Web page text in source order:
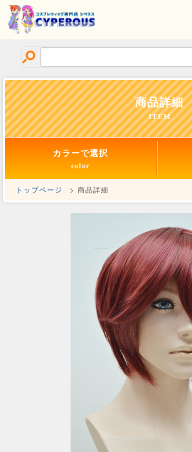
商品詳細
ITEM
カラーで選択
color
トップページ > 商品詳細